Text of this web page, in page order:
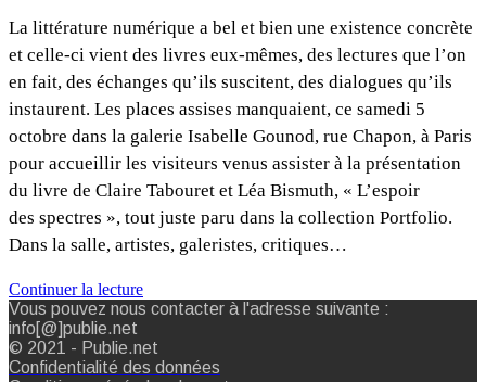
La littérature numérique a bel et bien une existence concrète
et celle-ci vient des livres eux-mêmes, des lectures que l’on
en fait, des échanges qu’ils suscitent, des dialogues qu’ils
instaurent. Les places assises manquaient, ce samedi 5
octobre dans la galerie Isabelle Gounod, rue Chapon, à Paris
pour accueillir les visiteurs venus assister à la présentation
du livre de Claire Tabouret et Léa Bismuth, « L’espoir
des spectres », tout juste paru dans la collection Portfolio.
Dans la salle, artistes, galeristes, critiques…
Continuer la lecture
Vous pouvez nous contacter à l'adresse suivante :
info[@]publie.net
© 2021 - Publie.net
Confidentialité des données